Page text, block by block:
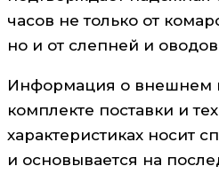
часов не только от
но и от слепней и
Информация о внешнем
комплекте поставки и
характеристиках носит
и основывается на